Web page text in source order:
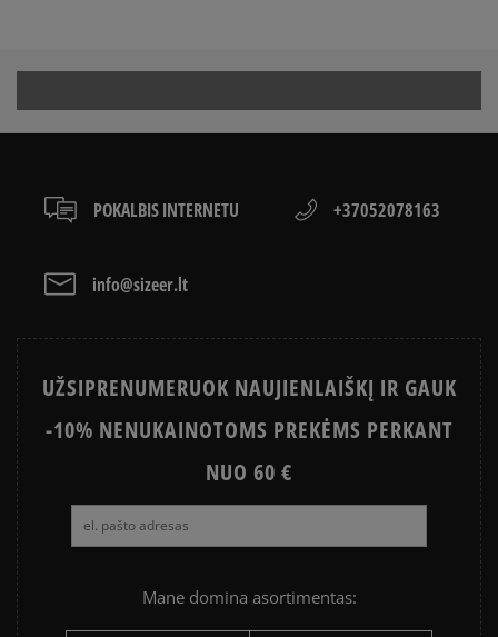
ON
VANS OLD SKOOL VS SUPERSTAR
LACOSTE ISTORIJA SNEAKER‘IŲ ISTORIJA
POKALBIS INTERNETU +37052078163
info@sizeer.lt
UŽSIPRENUMERUOK NAUJIENLAIŠKĮ IR GAUK
-10% NENUKAINOTOMS PREKĖMS PERKANT
NUO 60 €
Mane domina asortimentas: